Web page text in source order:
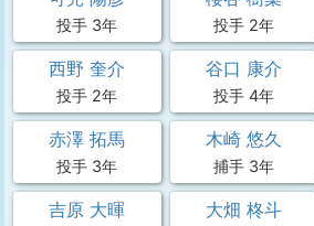
投手 3年 投手 2年
西野 奎介
投手 2年
谷口 康介
投手 4年
赤澤 拓馬
投手 3年
木崎 悠久
捕手 3年
吉原 大暉 大畑 柊斗